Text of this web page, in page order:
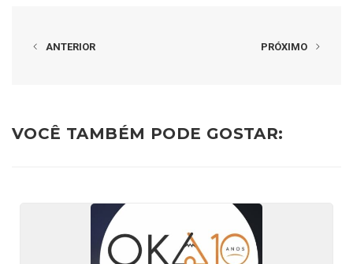
ANTERIOR PRÓXIMO
VOCÊ TAMBÉM PODE GOSTAR: